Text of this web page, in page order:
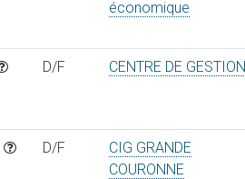
économique
D/F CENTRE DE GESTION
D/F
CIG GRANDE
COURONNE